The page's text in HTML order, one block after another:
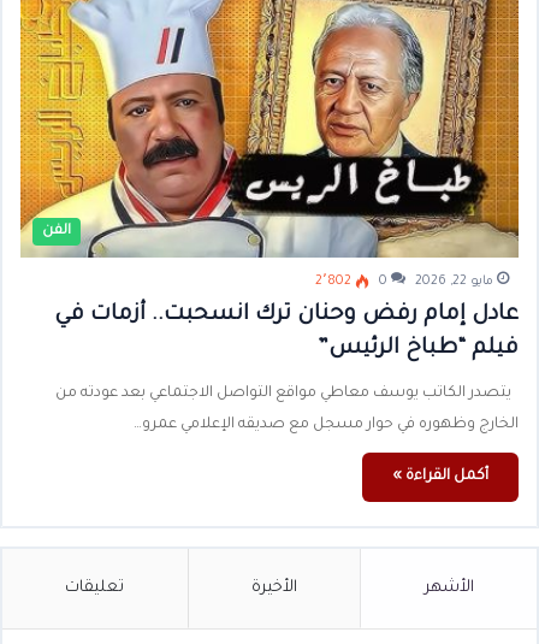
الفن
مايو 22, 2026 0 2٬802
عادل إمام رفض وحنان ترك انسحبت.. أزمات في
فيلم “طباخ الرئيس”
يتصدر الكاتب يوسف معاطي مواقع التواصل الاجتماعي بعد عودته من
الخارج وظهوره في حوار مسجل مع صديقه الإعلامي عمرو…
أكمل القراءة »
الأشهر الأخيرة تعليقات